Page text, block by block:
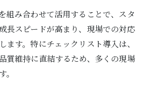
組み合わせて活用することで、スタ
長スピードが高まり、現場での対応
ます。特にチェックリスト導入は、
質維持に直結するため、多くの現場